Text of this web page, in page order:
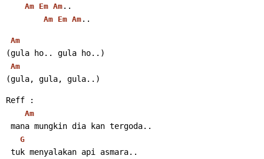
Am Em Am ..
Am Em Am ..
Am
(gula ho.. gula ho..)
Am
(gula, gula, gula..)
Reff :
Am
mana mungkin dia kan tergoda..
G
tuk menyalakan api asmara..